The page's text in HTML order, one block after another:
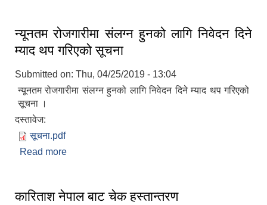
न्यूनतम रोजगारीमा संलग्न हुनको लागि निवेदन दिने
म्याद थप गरिएको सूचना
Submitted on: Thu, 04/25/2019 - 13:04
न्यूनतम रोजगारीमा संलग्न हुनको लागि निवेदन दिने म्याद थप गरिएको
सूचना ।
दस्तावेज:
सूचना.pdf
Read more
कारिताश नेपाल बाट चेक हस्तान्तरण